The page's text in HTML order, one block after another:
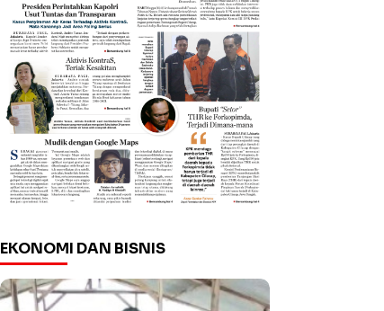
EKONOMI DAN BISNIS